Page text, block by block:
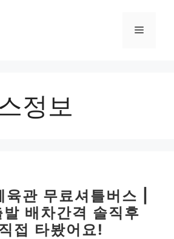
메
정보
육관 무료셔틀버스 |
배차간격 솔직후
접 타봤어요!